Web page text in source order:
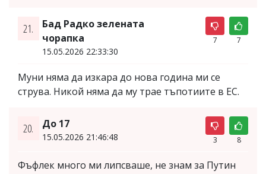
21.
Бад Радко зелената
чорапка
15.05.2026 22:33:30
7 7
Муни няма да изкара до нова година ми се
струва. Никой няма да му трае тъпотиите в ЕС.
20. До 17
15.05.2026 21:46:48 3 8
Фъфлек много ми липсваше, не знам за Путин